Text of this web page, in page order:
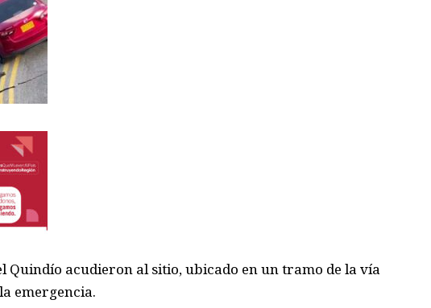
Quindío acudieron al sitio, ubicado en un tramo de la vía
emergencia.